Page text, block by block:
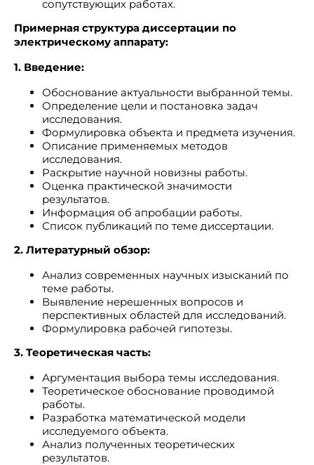
сопутствующих работах.
Примерная структура диссертации по
электрическому аппарату:
1. Введение:
Обоснование актуальности выбранной темы.
Определение цели и постановка задач
исследования.
Формулировка объекта и предмета изучения.
Описание применяемых методов
исследования.
Раскрытие научной новизны работы.
Оценка практической значимости
результатов.
Информация об апробации работы.
Список публикаций по теме диссертации.
2. Литературный обзор:
Анализ современных научных изысканий по
теме работы.
Выявление нерешенных вопросов и
перспективных областей для исследований.
Формулировка рабочей гипотезы.
3. Теоретическая часть:
Аргументация выбора темы исследования.
Теоретическое обоснование проводимой
работы.
Разработка математической модели
исследуемого объекта.
Анализ полученных теоретических
результатов.